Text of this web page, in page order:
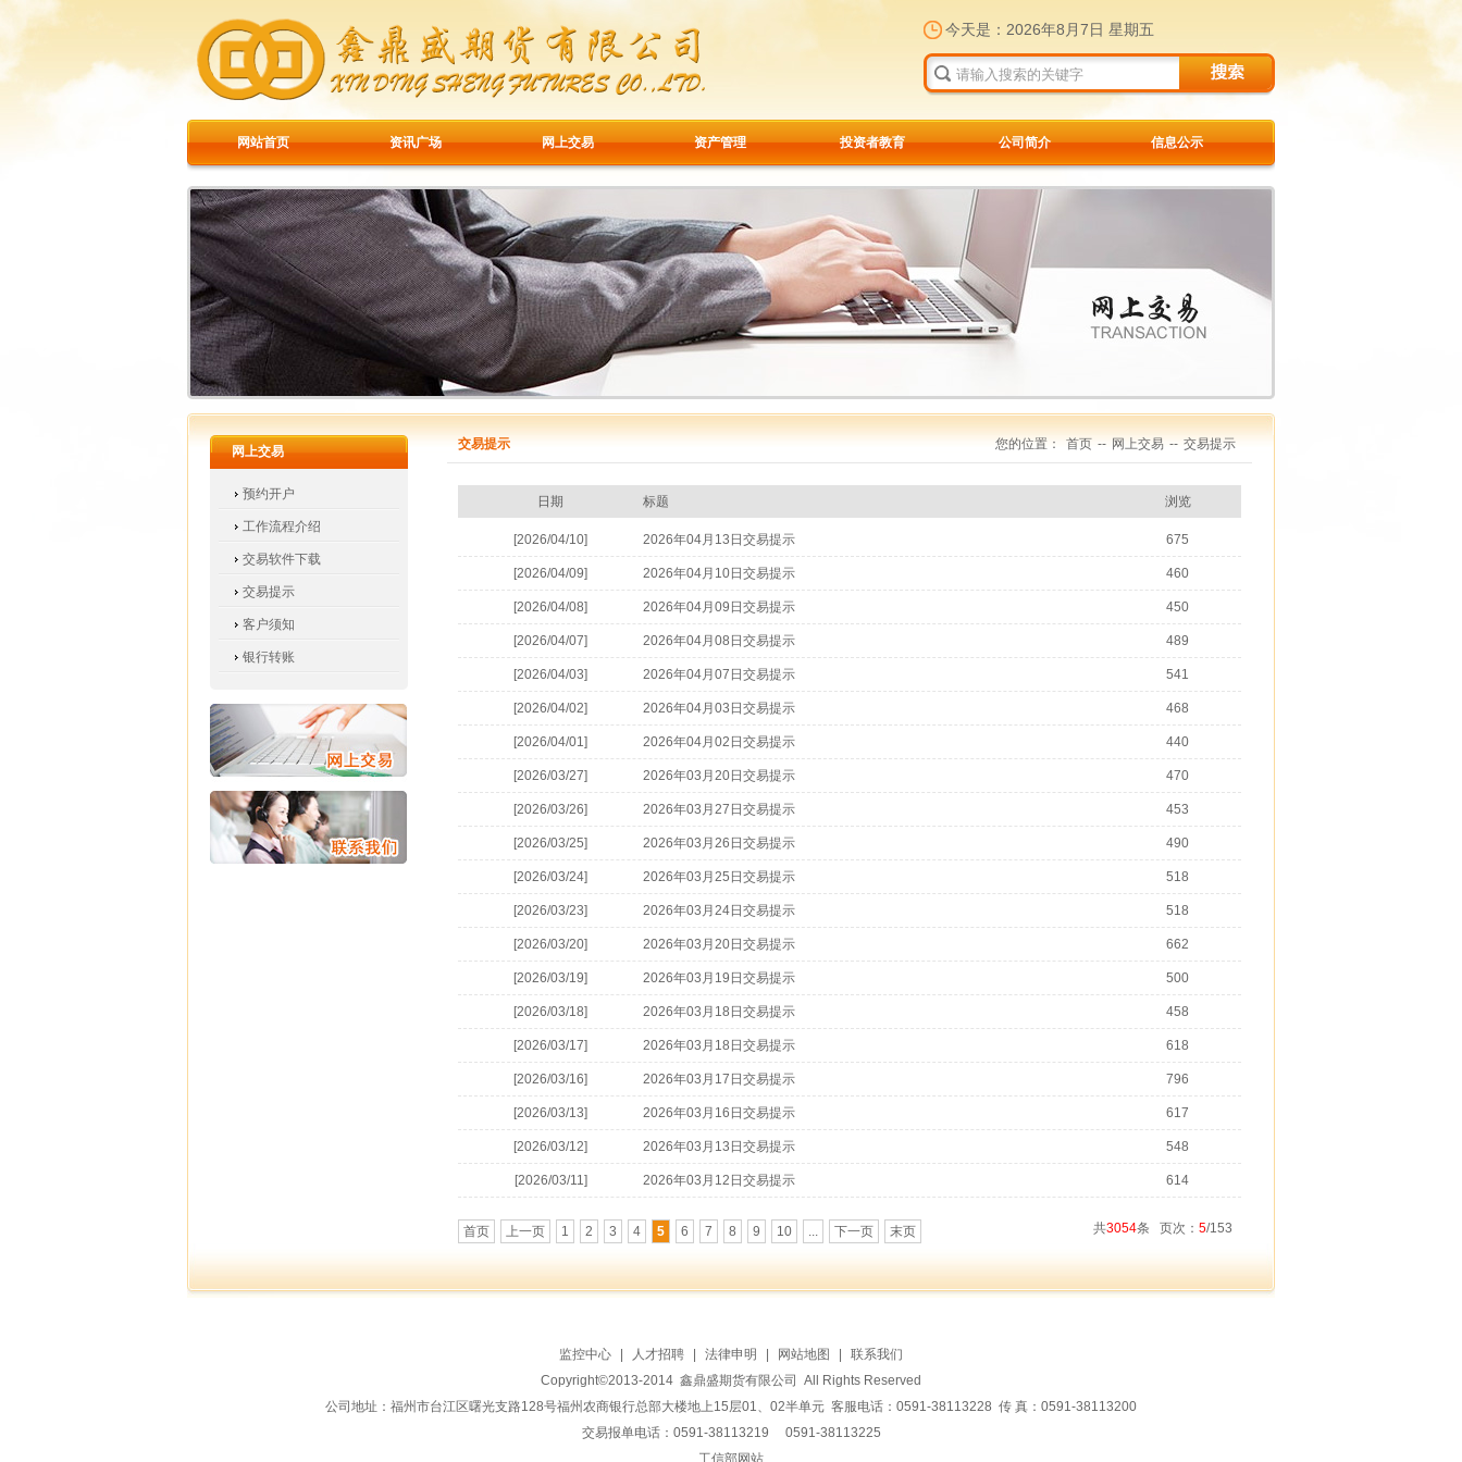
今天是： 2026年8月7日 星期五
网站首页 资讯广场 网上交易 资产管理 投资者教育 公司简介 信息公示
网上交易
预约开户
工作流程介绍
交易软件下载
交易提示
客户须知
银行转账
交易提示 您的位置： 首页 -- 网上交易 -- 交易提示
日期 标题 浏览
[2026/04/10] 2026年04月13日交易提示 675
[2026/04/09] 2026年04月10日交易提示 460
[2026/04/08] 2026年04月09日交易提示 450
[2026/04/07] 2026年04月08日交易提示 489
[2026/04/03] 2026年04月07日交易提示 541
[2026/04/02] 2026年04月03日交易提示 468
[2026/04/01] 2026年04月02日交易提示 440
[2026/03/27] 2026年03月20日交易提示 470
[2026/03/26] 2026年03月27日交易提示 453
[2026/03/25] 2026年03月26日交易提示 490
[2026/03/24] 2026年03月25日交易提示 518
[2026/03/23] 2026年03月24日交易提示 518
[2026/03/20] 2026年03月20日交易提示 662
[2026/03/19] 2026年03月19日交易提示 500
[2026/03/18] 2026年03月18日交易提示 458
[2026/03/17] 2026年03月18日交易提示 618
[2026/03/16] 2026年03月17日交易提示 796
[2026/03/13] 2026年03月16日交易提示 617
[2026/03/12] 2026年03月13日交易提示 548
[2026/03/11] 2026年03月12日交易提示 614
首页 上一页 1 2 3 4 5 6 7 8 9 10 ... 下一页 末页 共3054条 页次： 5/153
监控中心 人才招聘 法律申明 网站地图
联系我们
Copyright©2013-2014 鑫鼎盛期货有限公司 All Rights Reserved
公司地址：福州市台江区曙光支路128号福州农商银行总部大楼地上15层01、02半单元 客服电话：0591-38113228 传 真：0591-38113200
交易报单电话：0591-38113219 0591-38113225
工信部网站